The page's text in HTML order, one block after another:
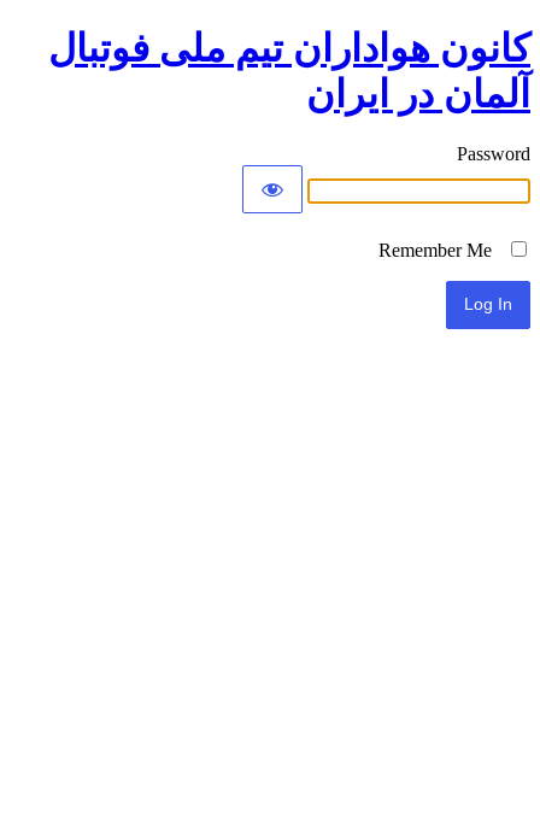
کانون هواداران تیم ملی فوتبال
آلمان در ایران
Password
Remember Me